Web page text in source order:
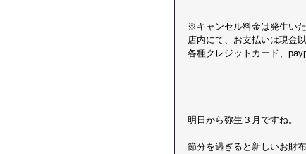
※​キャンセル料金は発生いた
店内にて、お支払いは現金以
各種クレジットカード、
明日から弥生３月ですね。
節分を過ぎると新しいお財